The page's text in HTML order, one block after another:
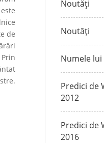
de
Noutăți
Noutăți
Numele
Predici de
2012
Predici de
2016